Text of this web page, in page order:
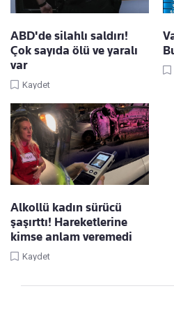
ABD'de silahlı saldırı!
Çok sayıda ölü ve yaralı
var
Kaydet
Alkollü kadın sürücü
şaşırttı! Hareketlerine
kimse anlam veremedi
Kaydet